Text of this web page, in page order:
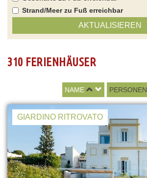
Strand/Meer zu Fuß erreichbar
AKTUALISIEREN
310 FERIENHÄUSER
NAME PERSONEN
GIARDINO RITROVATO